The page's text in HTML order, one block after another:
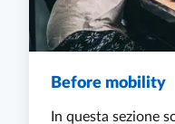
Before mobility
In questa sezione